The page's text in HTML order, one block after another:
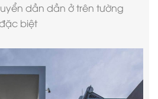
dần dần ở trên tường
biệt